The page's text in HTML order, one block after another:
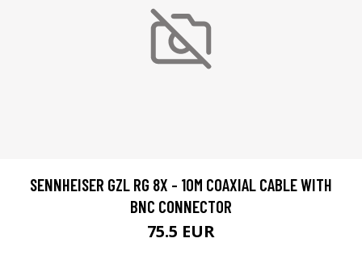
SENNHEISER GZL RG 8X - 10M COAXIAL CABLE WITH
BNC CONNECTOR
75.5 EUR